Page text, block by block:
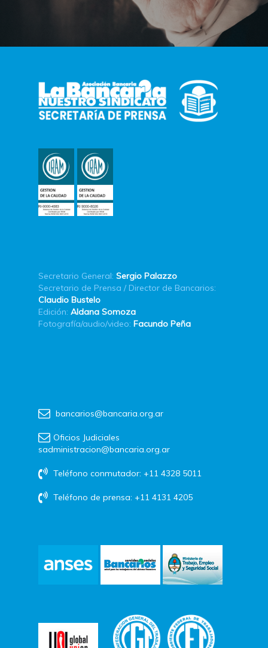
Secretario General: Sergio Palazzo
Secretario de Prensa / Director de Bancarios:
Claudio Bustelo
Edición: Aldana Somoza
Fotografía/audio/video: Facundo Peña
bancarios@bancaria.org.ar
Oficios Judiciales
sadministracion@bancaria.org.ar
Teléfono conmutador: +11 4328 5011
Teléfono de prensa: +11 4131 4205